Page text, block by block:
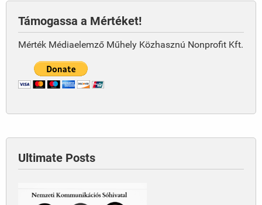
Támogassa a Mértéket!
Mérték Médiaelemző Műhely Közhasznú Nonprofit Kft.
Ultimate Posts